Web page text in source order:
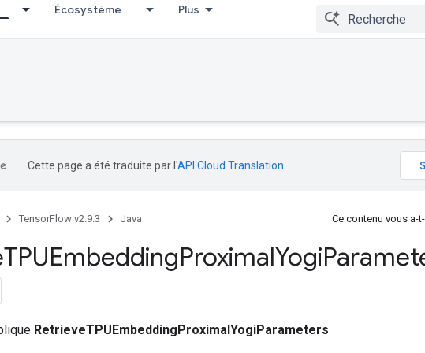
Écosystème Plus
Cette page a été traduite par l'API Cloud Translation
TensorFlow v2.9.3 Java Ce contenu vous a-
TPUEmbeddingProximalYogi
RetrieveTPUEmbeddingProximalYogiParameters